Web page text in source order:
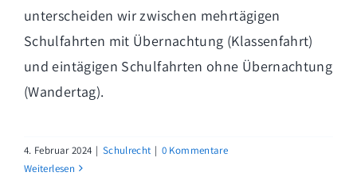
unterscheiden wir zwischen mehrtägigen
Schulfahrten mit Übernachtung (Klassenfahrt)
und eintägigen Schulfahrten ohne Übernachtung
(Wandertag).
4. Februar 2024 | Schulrecht | 0 Kommentare
Weiterlesen